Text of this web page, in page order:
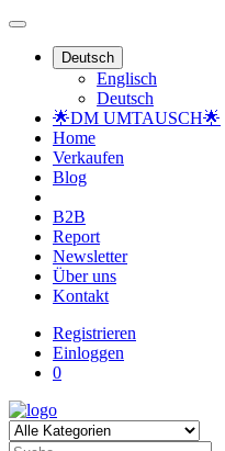
Deutsch
Englisch
Deutsch
🌟DM UMTAUSCH🌟
Home
Verkaufen
Blog
B2B
Report
Newsletter
Über uns
Kontakt
Registrieren
Einloggen
0